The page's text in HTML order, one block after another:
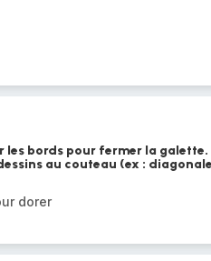
les bords pour fermer la
au couteau (ex :
dorer